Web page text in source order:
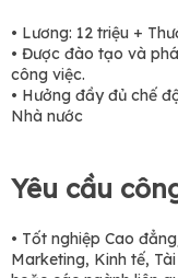
• Lương: 12 triệu +
• Được đào tạo và
công việc.
• Hưởng đầy đủ chế
Nhà nước
Yêu cầu
• Tốt nghiệp Cao
Marketing, Kinh tế,